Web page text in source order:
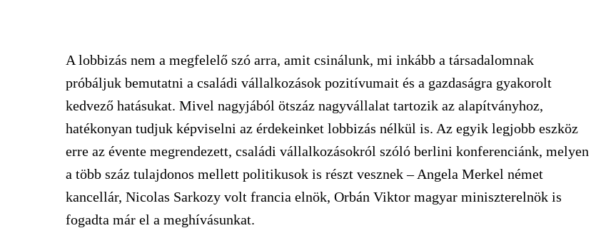
A lobbizás nem a megfelelő szó arra, amit csinálunk, mi inkább a társadalomnak
próbáljuk bemutatni a családi vállalkozások pozitívumait és a gazdaságra gyakorolt
kedvező hatásukat. Mivel nagyjából ötszáz nagyvállalat tartozik az alapítványhoz,
hatékonyan tudjuk képviselni az érdekeinket lobbizás nélkül is. Az egyik legjobb eszköz
erre az évente megrendezett, családi vállalkozásokról szóló berlini konferenciánk, melyen
a több száz tulajdonos mellett politikusok is részt vesznek – Angela Merkel német
kancellár, Nicolas Sarkozy volt francia elnök, Orbán Viktor magyar miniszterelnök is
fogadta már el a meghívásunkat.